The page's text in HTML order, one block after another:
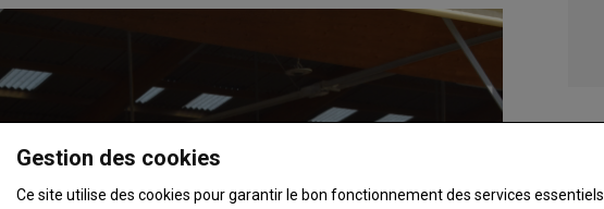
Gestion des cookies
Ce site utilise des cookies pour garantir le bon fonctionnement des services essentiels